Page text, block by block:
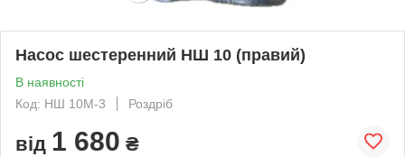
Насос шестеренний НШ 10 (правий)
В наявності
Код: НШ 10М-3
Роздріб
від 1 680 ₴